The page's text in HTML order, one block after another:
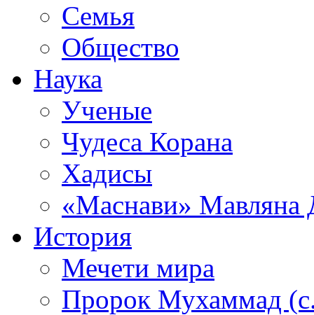
Семья
Общество
Наука
Ученые
Чудеса Корана
Хадисы
«Маснави» Мавляна
История
Мечети мира
Пророк Мухаммад